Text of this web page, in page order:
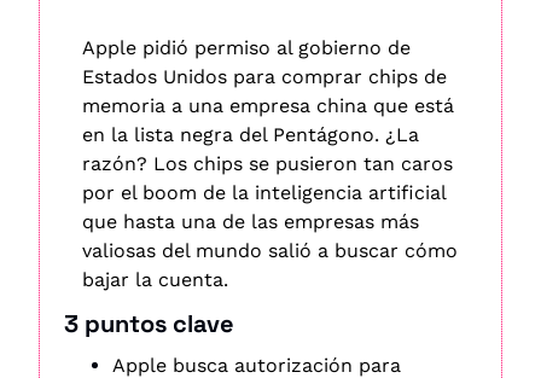
Apple pidió permiso al gobierno de
Estados Unidos para comprar chips de
memoria a una empresa china que está
en la lista negra del Pentágono. ¿La
razón? Los chips se pusieron tan caros
por el boom de la inteligencia artificial
que hasta una de las empresas más
valiosas del mundo salió a buscar cómo
bajar la cuenta.
3 puntos clave
Apple busca autorización para